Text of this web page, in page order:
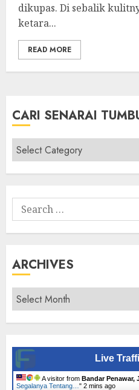
dikupas. Di sebalik
ketara...
READ MORE
CARI SENARAI
Cari
Senarai
Tumbuhan
Search
for:
ARCHIVES
Archives
Live
A visitor from Bandar Penawar,
Segalanya Tentang… " 2 mins ago